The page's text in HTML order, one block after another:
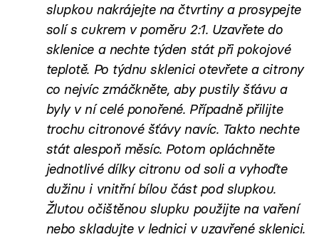
slupkou nakrájejte na čtvrtiny a prosypejte
solí s cukrem v poměru 2:1. Uzavřete do
sklenice a nechte týden stát při pokojové
teplotě. Po týdnu sklenici otevřete a citrony
co nejvíc zmáčkněte, aby pustily šťávu a
byly v ní celé ponořené. Případně přilijte
trochu citronové šťávy navíc. Takto nechte
stát alespoň měsíc. Potom opláchněte
jednotlivé dílky citronu od soli a vyhoďte
dužinu i vnitřní bílou část pod slupkou.
Žlutou očištěnou slupku použijte na vaření
nebo skladujte v lednici v uzavřené sklenici.